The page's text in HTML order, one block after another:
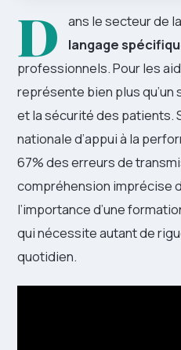
D ans le secteur de
langage
professionnels. Pour les
représente bien plus
et la sécurité des patients.
nationale d’appui à la
67% des erreurs de
compréhension imprécise
l’importance d’une
qui nécessite autant de
quotidien.